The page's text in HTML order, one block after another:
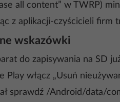
all content” w TWRP)
z aplikacji-czyścicieli firm
wskazówki
do zapisywania na SD
Play włącz „Usuń
sprawdź /Android/data/